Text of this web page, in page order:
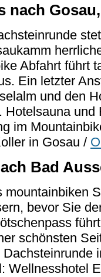
nach
Abfahrt führt
Ein letzter
und den
im
in Gosau /
Bad
mountainbiken
bevor Sie
schönsten
Wellnesshotel